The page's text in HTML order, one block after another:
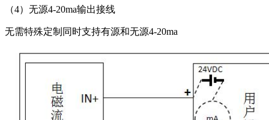
（4）无源4-20ma输出接线
无需特殊定制同时支持有源和无源4-20ma